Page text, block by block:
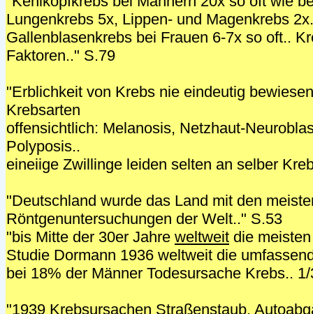
Lungenkrebs 5x, Lippen- und Magenkrebs
Gallenblasenkrebs bei Frauen 6-7x so oft..
Faktoren.." S.79
"Erblichkeit von Krebs nie eindeutig
Krebsarten
offensichtlich: Melanosis, Netzhaut-
Polyposis..
eineiige Zwillinge leiden selten an selber
"Deutschland wurde das Land mit den
Röntgenuntersuchungen der Welt.." S.53
"bis Mitte der 30er Jahre weltweit die
Studie Dormann 1936 weltweit die
bei 18% der Männer Todesursache Krebs..
"1939 Krebsursachen Straßenstaub,